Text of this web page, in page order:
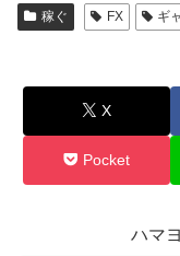
稼ぐ FX ギ
X
Pocket
ハマ